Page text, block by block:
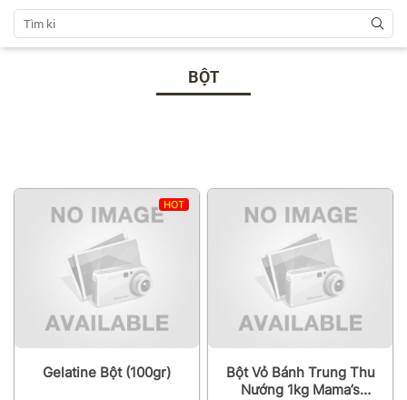
BỘT
HOT
Gelatine Bột (100gr)
Bột Vỏ Bánh Trung Thu
Nướng 1kg Mama’s